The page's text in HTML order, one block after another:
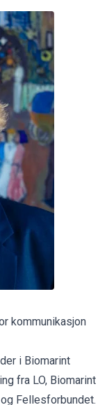
kommunikasjon
i Biomarint
fra LO, Biomarint
Fellesforbundet.